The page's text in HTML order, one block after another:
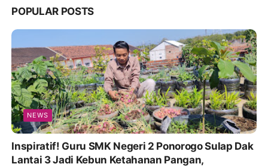
POPULAR POSTS
NEWS
Inspiratif! Guru SMK Negeri 2 Ponorogo Sulap Dak
Lantai 3 Jadi Kebun Ketahanan Pangan,